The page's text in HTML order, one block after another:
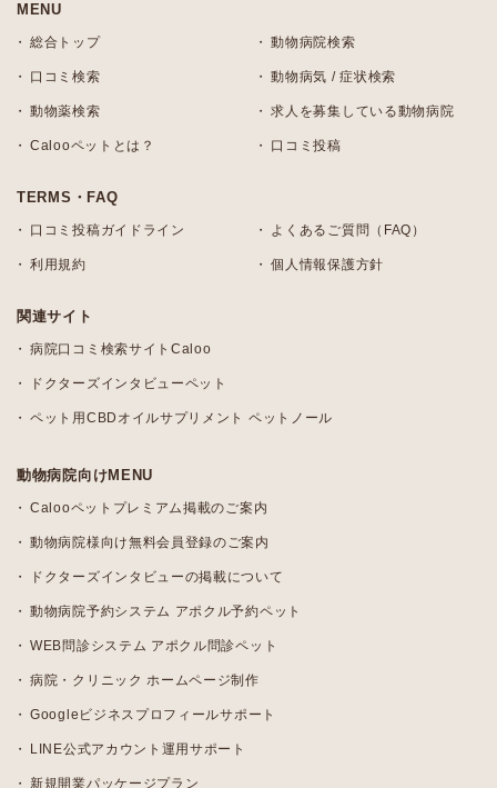
MENU
総合トップ 動物病院検索
口コミ検索 動物病気 / 症状検索
動物薬検索 求人を募集している動物病院
Calooペットとは？ 口コミ投稿
TERMS・FAQ
口コミ投稿ガイドライン よくあるご質問（FAQ）
利用規約 個人情報保護方針
関連サイト
病院口コミ検索サイトCaloo
ドクターズインタビューペット
ペット用CBDオイルサプリメント ペットノール
動物病院向けMENU
Calooペットプレミアム掲載のご案内
動物病院様向け無料会員登録のご案内
ドクターズインタビューの掲載について
動物病院予約システム アポクル予約ペット
WEB問診システム アポクル問診ペット
病院・クリニック ホームページ制作
Googleビジネスプロフィールサポート
LINE公式アカウント運用サポート
新規開業パッケージプラン